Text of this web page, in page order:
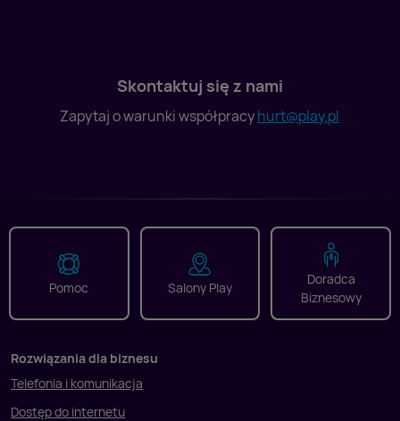
Skontaktuj się z nami
Zapytaj o warunki współpracyhurt@play.pl
Pomoc Salony Play
Doradca
Biznesowy
Rozwiązania dla biznesu
Telefonia i komunikacja
Dostęp do internetu